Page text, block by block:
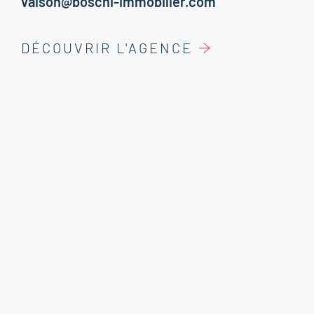
DÉCOUVRIR L'AGENCE